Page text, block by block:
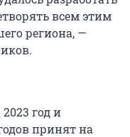
всем этим
региона, —
год и
принят на